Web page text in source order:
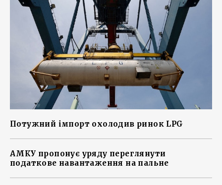
Потужний імпорт охолодив ринок LPG
АМКУ пропонує уряду переглянути
податкове навантаження на пальне